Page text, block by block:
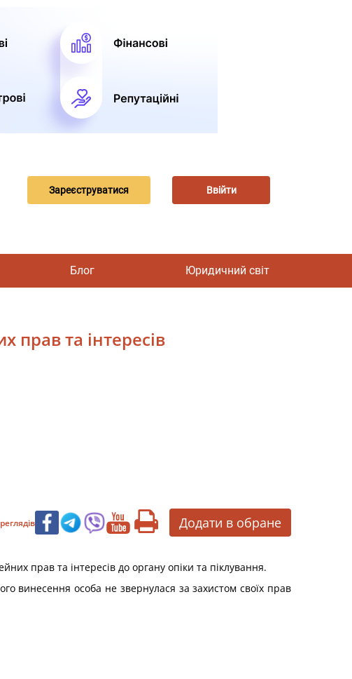
Зареєструватися Ввійти
Блог Юридичний світ
прав та інтересів
Додати в обране
прав та інтересів до органу опіки та піклування.
винесення особа не звернулася за захистом своїх прав